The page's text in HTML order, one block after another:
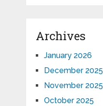
Archives
January 2026
December 2025
November 2025
October 2025